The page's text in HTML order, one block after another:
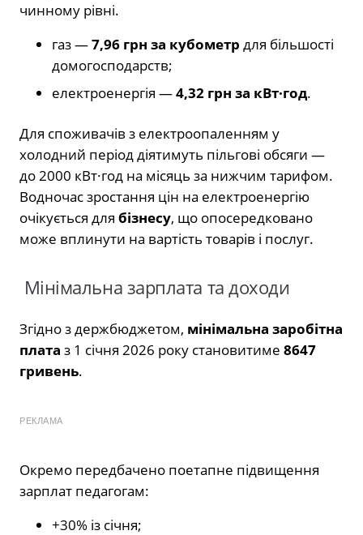
чинному рівні.
газ —7,96 грн за кубометр для більшості
домогосподарств;
електроенергія —4,32 грн за кВт·год.
Для споживачів з електроопаленням у
холодний період діятимуть пільгові обсяги —
до 2000 кВт·год на місяць за нижчим тарифом.
Водночас зростання цін на електроенергію
очікується для бізнесу, що опосередковано
може вплинути на вартість товарів і послуг.
Мінімальна зарплата та доходи
Згідно з держбюджетом, мінімальна заробітна
плата з 1 січня 2026 року становитиме 8647
гривень.
РЕКЛАМА
Окремо передбачено поетапне підвищення
зарплат педагогам:
+30% із січня;